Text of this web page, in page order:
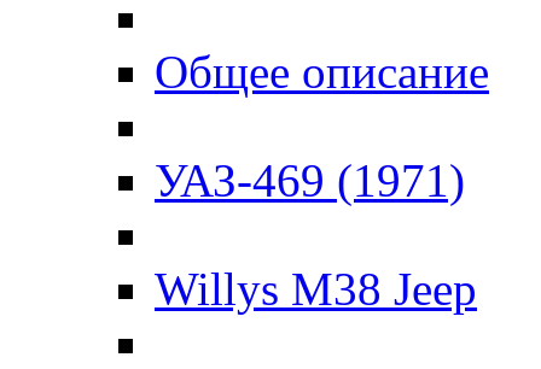
Общее описание
УАЗ-469 (1971)
Willys M38 Jeep